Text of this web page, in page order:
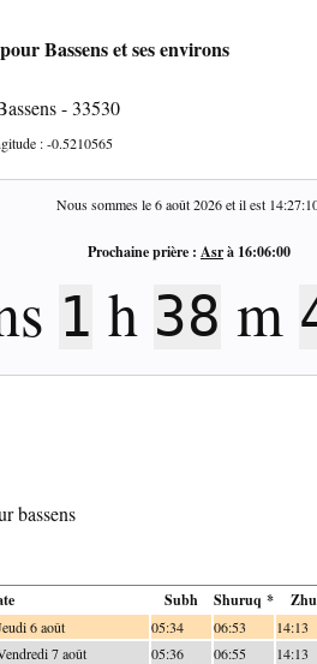
Bassens et ses environs
- 33530
:-0.5210565
Nous sommes le6 août 2026et il est
Prochaine prière : Asrà 16:06:00
1 h 38 m
bassens
Subh Shuruq *
6 août 05:34 06:53 14:13
7 août 05:36 06:55 14:13